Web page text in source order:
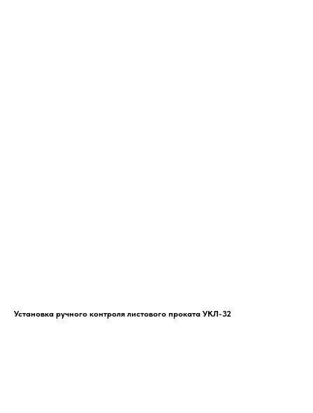
Установка ручного контроля листового проката УКЛ-32